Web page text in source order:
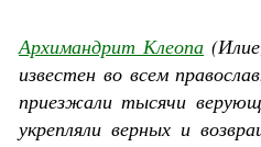
Архимандрит Клеопа
известен во всем
приезжали тысячи
укрепляли верных и